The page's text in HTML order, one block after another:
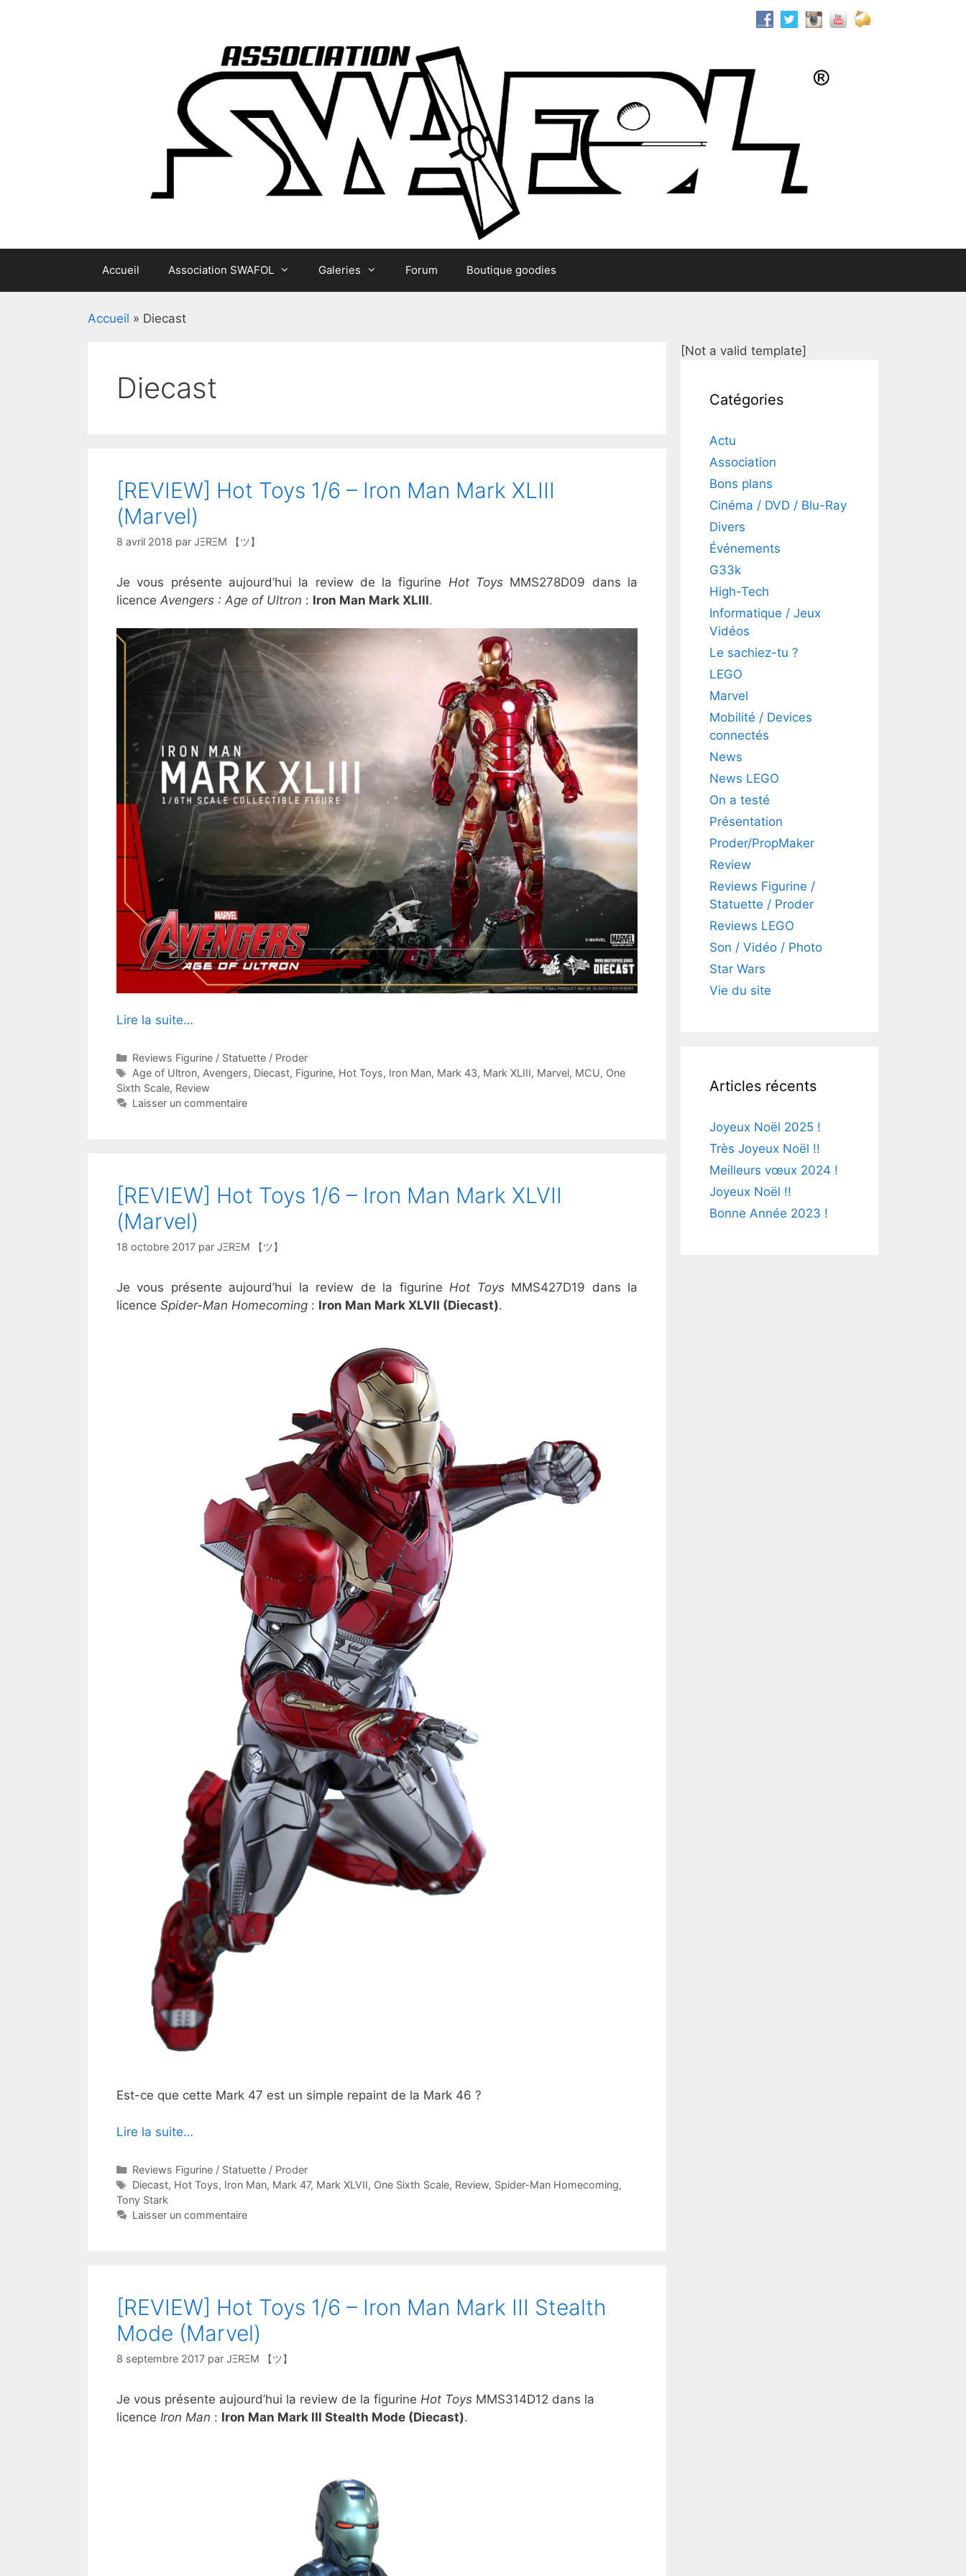
Accueil Association SWAFOL Galeries Forum Boutique goodies
Accueil » Diecast
Diecast
[REVIEW] Hot Toys 1/6 – Iron Man Mark XLIII
(Marvel)
8 avril 2018 par JΞRΞM 【ツ】
Je vous présente aujourd’hui la review de la figurine Hot Toys MMS278D09 dans la
licence Avengers : Age of Ultron : Iron Man Mark XLIII.
Lire la suite…
Catégories
Reviews Figurine / Statuette / Proder
Étiquettes
Age of Ultron, Avengers, Diecast, Figurine, Hot Toys, Iron Man, Mark 43, Mark XLIII, Marvel, MCU, One
Sixth Scale, Review
Laisser un commentaire
[REVIEW] Hot Toys 1/6 – Iron Man Mark XLVII
(Marvel)
18 octobre 2017 par JΞRΞM 【ツ】
Je vous présente aujourd’hui la review de la figurineHot ToysMMS427D19 dans la
licence Spider-Man Homecoming : Iron Man Mark XLVII (Diecast).
Est-ce que cette Mark 47 est un simple repaint de la Mark 46 ?
Lire la suite…
Catégories
Reviews Figurine / Statuette / Proder
Étiquettes
Diecast, Hot Toys, Iron Man, Mark 47, Mark XLVII, One Sixth Scale, Review, Spider-Man Homecoming,
Tony Stark
Laisser un commentaire
[REVIEW] Hot Toys 1/6 – Iron Man Mark III Stealth
Mode (Marvel)
8 septembre 2017 par JΞRΞM 【ツ】
Je vous présente aujourd’hui la review de la figurine Hot Toys MMS314D12 dans la
licence Iron Man : Iron Man Mark III Stealth Mode (Diecast).
[Not a valid template]
Catégories
Actu
Association
Bons plans
Cinéma / DVD / Blu-Ray
Divers
Événements
G33k
High-Tech
Informatique / Jeux
Vidéos
Le sachiez-tu ?
LEGO
Marvel
Mobilité / Devices
connectés
News
News LEGO
On a testé
Présentation
Proder/PropMaker
Review
Reviews Figurine /
Statuette / Proder
Reviews LEGO
Son / Vidéo / Photo
Star Wars
Vie du site
Articles récents
Joyeux Noël 2025 !
Très Joyeux Noël !!
Meilleurs vœux 2024 !
Joyeux Noël !!
Bonne Année 2023 !